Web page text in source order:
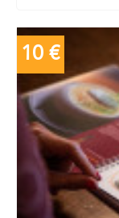
10 €